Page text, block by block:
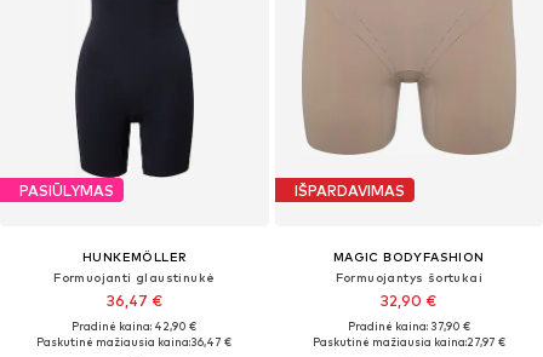
PASIŪLYMAS
HUNKEMÖLLER
Formuojanti glaustinukė
36,47 €
Pradinė kaina: 42,90 €
Paskutinė mažiausia kaina:36,47 €
IŠPARDAVIMAS
MAGIC BODYFASHION
Formuojantys šortukai
32,90 €
Pradinė kaina: 37,90 €
Paskutinė mažiausia kaina:27,97 €